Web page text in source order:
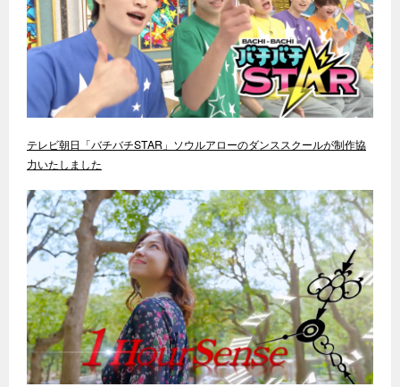
テレビ朝日「バチバチSTAR」ソウルアローのダンススクールが制作協
力いたしました